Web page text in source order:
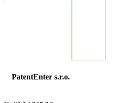
PatentEnter s.r.o.